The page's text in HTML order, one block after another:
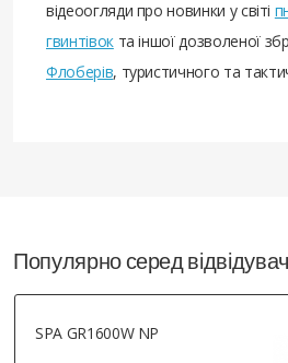
відеоогляди про новинки у світі
гвинтівокта іншої дозволеної
Флоберів, туристичного та
Популярно серед
SPA GR1600W NP